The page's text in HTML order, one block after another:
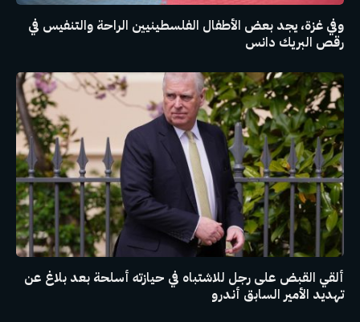
وفي غزة، يجد بعض الأطفال الفلسطينيين الراحة والتنفيس في
رقص البريك دانس
ألقي القبض على رجل للاشتباه في حيازته أسلحة بعد بلاغ عن
تهديد الأمير السابق أندرو